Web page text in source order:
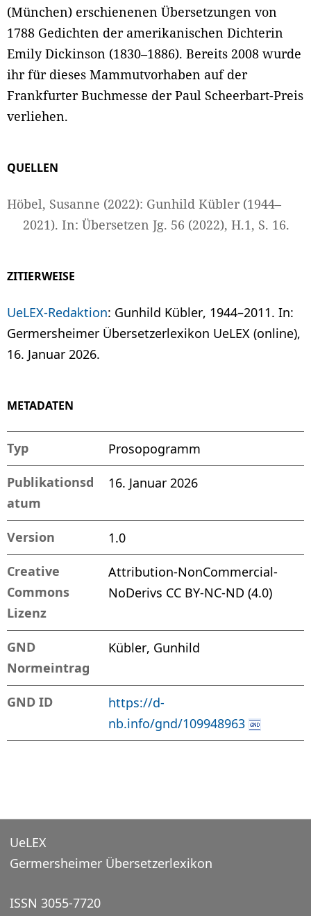
(München) erschienenen Übersetzungen von
1788 Gedichten der amerikanischen Dichterin
Emily Dickinson (1830–1886). Bereits 2008 wurde
ihr für dieses Mammutvorhaben auf der
Frankfurter Buchmesse der Paul Scheerbart-Preis
verliehen.
QUELLEN
Höbel, Susanne (2022): Gunhild Kübler (1944–
2021). In: Übersetzen Jg. 56 (2022), H.1, S. 16.
ZITIERWEISE
UeLEX-Redaktion: Gunhild Kübler, 1944–2011. In:
Germersheimer Übersetzerlexikon UeLEX (online),
16. Januar 2026.
METADATEN
Typ Prosopogramm
Publikationsd
atum
16. Januar 2026
Version 1.0
Creative
Commons
Lizenz
Attribution-NonCommercial-
NoDerivs CC BY-NC-ND (4.0)
GND
Normeintrag
Kübler, Gunhild
GND ID
https://d-
nb.info/gnd/109948963
UeLEX
Germersheimer Übersetzerlexikon
ISSN 3055-7720